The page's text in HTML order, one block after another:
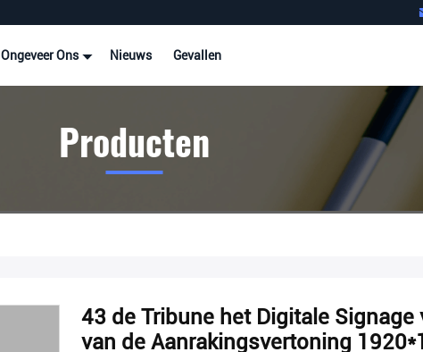
Ongeveer Ons Nieuws Gevallen
Producten
43 de Tribune het Digitale
van de Aanrakingsvertoning